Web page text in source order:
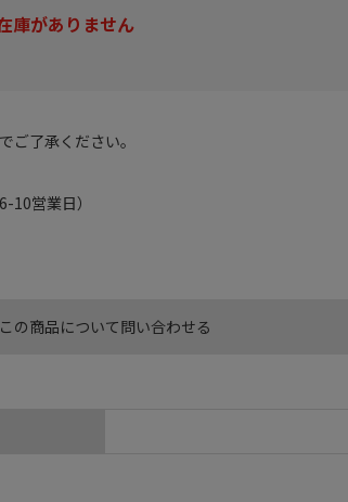
この商品について問い合わせる
庫がありません
了承ください。
営業日）